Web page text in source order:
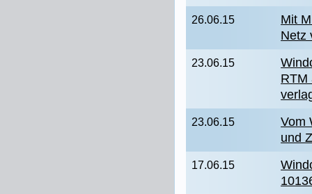
26.06.15
Mit
Netz
23.06.15
RTM
23.06.15
Vom
und
17.06.15